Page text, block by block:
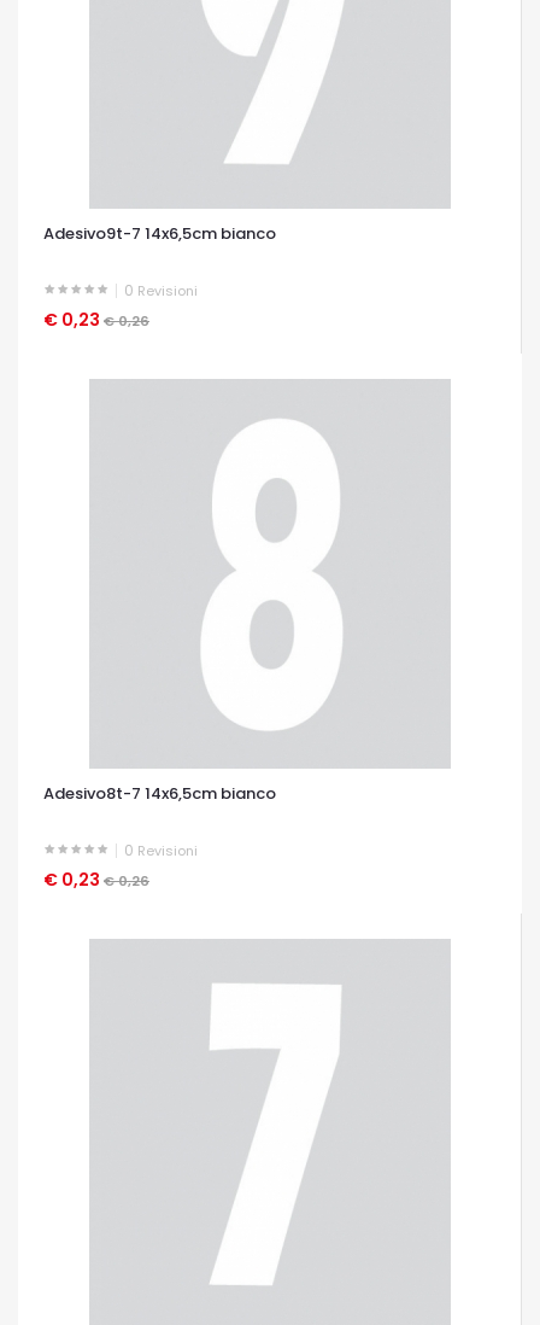
Adesivo9t-7 14x6,5cm bianco
0 Revisioni
€ 0,23 € 0,26
OCCHIATA VELOCE
Adesivo8t-7 14x6,5cm bianco
0 Revisioni
€ 0,23 € 0,26
OCCHIATA VELOCE